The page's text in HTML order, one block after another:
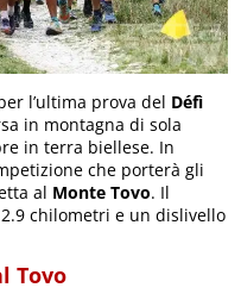
l’ultima prova del Défì
in montagna di sola
in terra biellese. In
che porterà gli
al Monte Tovo. Il
chilometri e un dislivello
Tovo